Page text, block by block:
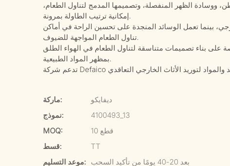
ووسادة الظهر المنفصلة، ​​وتصميمها المدمج لتناول الطعام،
إمكانية ترتيب الطاولة بمرونة.
بينما تعمل الوسائد المنجدة على تحسين الراحة في أماكن
تناول الطعام المواجهة للضيوف.
على بناء تصميمات متناسقة لتناول الطعام في الهواء الطلق
بمظهر المواد الطبيعية.
ماركة:
ديفايكو
نموذج:
4100493_13
MOQ:
10 قطع
قسط:
TT
موعد التسليم:
بعد 20-40 يومًا من تأكيد السحب